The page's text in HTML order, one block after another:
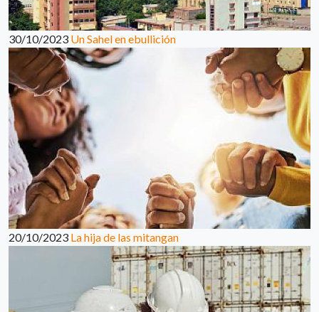
30/10/2023 Un Sahel en ebullición
20/10/2023 La hija de las mitangan